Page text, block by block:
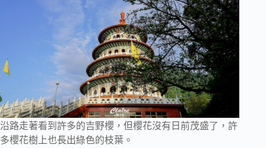
沿路走著看到許多的吉野櫻，但櫻花沒有日前茂盛了，許
多櫻花樹上也長出綠色的枝葉。